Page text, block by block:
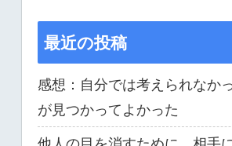
最近の投稿
感想：自分では考えられなか
が見つかってよかった